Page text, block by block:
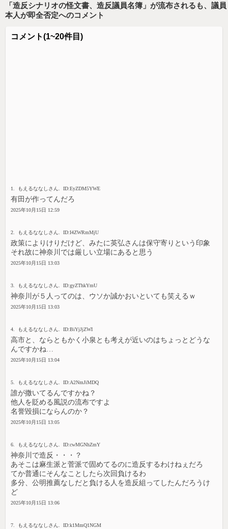
「造反シナリオの怪文書、造反議員名簿」が流布されるも、議員
本人が即全否定へのコメント
コメント(1~20件目)
1. もえるななしさん. ID:EyZDM5YWE
有田が作ってんだろ
2025年10月15日 12:59
2. もえるななしさん. ID:I4ZWRmMjU
政策によりけりだけど、みたに英弘さんは保守寄りという印象
それ故に神奈川では厳しい立場にあると思う
2025年10月15日 13:03
3. もえるななしさん. ID:gyZThkYmU
神奈川が５人ってのは、ウソか誠かおいといても笑えるｗ
2025年10月15日 13:03
4. もえるななしさん. ID:BiYjJjZWI
高市と、ならともかく小泉とも考えが近いのはちょっとどうな
んですかね…
2025年10月15日 13:04
5. もえるななしさん. ID:A2NmJiMDQ
誰が撒いてるんですかね？
他人を貶める風説の流布ですよ
名誉毀損にならんのか？
2025年10月15日 13:05
6. もえるななしさん. ID:cwMGNhZmY
神奈川で造反・・・？
あそこは麻生派と菅派で固めてるのに造反するわけねぇだろ
てか普通にそんなことしたら次回負けるわ
多分、公明推薦なしだと負ける人を造反組ってしたんだろうけ
ど
2025年10月15日 13:06
7. もえるななしさん. ID:k1MmQ1NGM